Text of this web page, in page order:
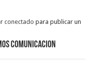
conectado para publicar un
Comunicacion